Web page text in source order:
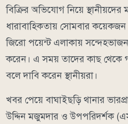
বিক্রির অভিযোগ নিয়ে স্থানীয়দের
ধারাবাহিকতায় সোমবার
জিরো পয়েন্ট এলাকায়
করেন। এ সময় তাদের কাছ থেকে
বলে দাবি করেন স্থানীয়রা।
খবর পেয়ে বাঘাইছড়ি থানার
উদ্দিন মজুমদার ও উপপরিদর্শক